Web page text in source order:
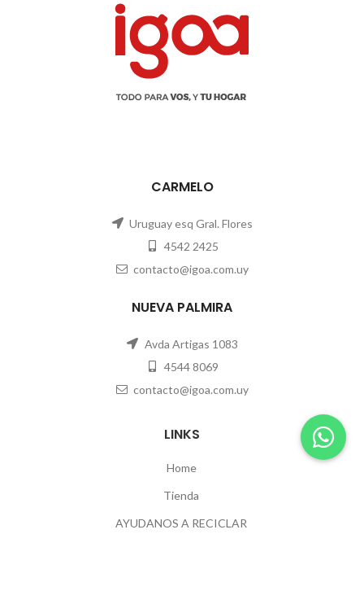
CARMELO
Uruguay esq Gral. Flores
4542 2425
contacto@igoa.com.uy
NUEVA PALMIRA
Avda Artigas 1083
4544 8069
contacto@igoa.com.uy
LINKS
Home
Tienda
AYUDANOS A RECICLAR